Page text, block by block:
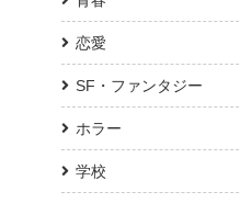
恋愛
SF・ファンタジー
ホラー
学校